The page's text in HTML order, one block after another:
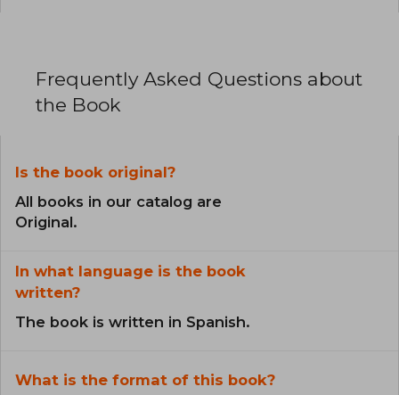
Frequently Asked Questions about
the Book
Is the book original?
All books in our catalog are
Original.
In what language is the book
written?
The book is written in Spanish.
What is the format of this book?